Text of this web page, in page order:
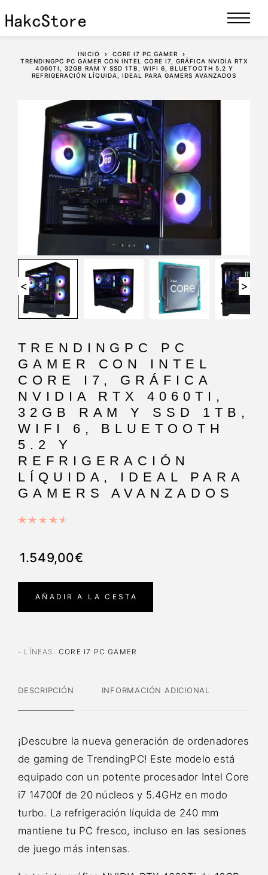
INICIO
CORE I7 PC GAMER
TRENDINGPC PC GAMER CON INTEL CORE I7, GRÁFICA NVIDIA RTX
4060TI, 32GB RAM Y SSD 1TB, WIFI 6, BLUETOOTH 5.2 Y
REFRIGERACIÓN LÍQUIDA, IDEAL PARA GAMERS AVANZADOS
< >
TRENDINGPC PC
GAMER CON INTEL
CORE I7, GRÁFICA
NVIDIA RTX 4060TI,
32GB RAM Y SSD 1TB,
WIFI 6, BLUETOOTH
5.2 Y
REFRIGERACIÓN
LÍQUIDA, IDEAL PARA
GAMERS AVANZADOS
1.549,00€
AÑADIR A LA CESTA
- LÍNEAS :CORE I7 PC GAMER
DESCRIPCIÓN INFORMACIÓN ADICIONAL
¡Descubre la nueva generación de ordenadores
de gaming de TrendingPC! Este modelo está
equipado con un potente procesador Intel Core
i7 14700f de 20 núcleos y 5.4GHz en modo
turbo. La refrigeración líquida de 240 mm
mantiene tu PC fresco, incluso en las sesiones
de juego más intensas.